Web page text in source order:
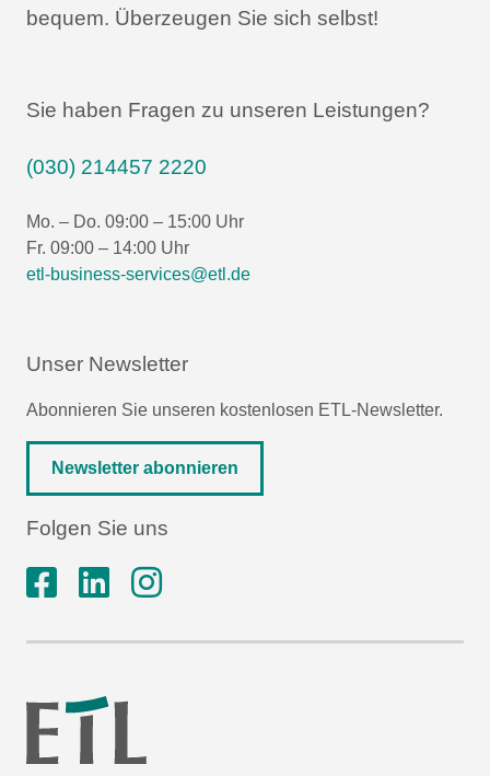
bequem. Überzeugen Sie sich selbst!
Sie haben Fragen zu unseren Leistungen?
(030) 214457 2220
Mo. – Do. 09:00 – 15:00 Uhr
Fr. 09:00 – 14:00 Uhr
etl-business-services@etl.de
Unser Newsletter
Abonnieren Sie unseren kostenlosen ETL-Newsletter.
Newsletter abonnieren
Folgen Sie uns